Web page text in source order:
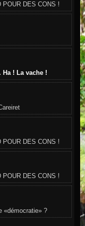
POUR DES CONS !
! La vache !
POUR DES CONS !
POUR DES CONS !
«démocratie» ?